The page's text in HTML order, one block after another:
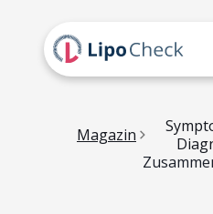
Magazin